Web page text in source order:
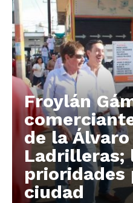
Froylán
de la
Ladrilleras;
prioridades
ciudad